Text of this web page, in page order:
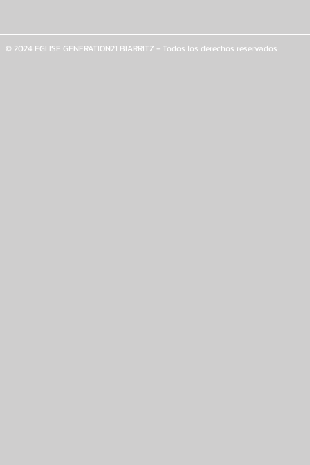
© 2024 EGLISE GENERATION21 BIARRITZ - Todos los derechos reservados